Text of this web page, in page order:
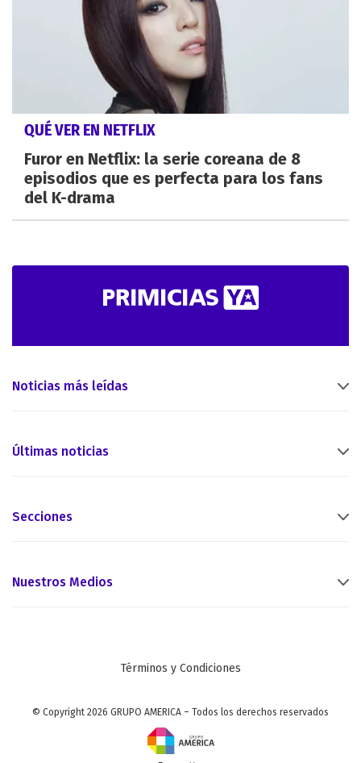
QUÉ VER EN NETFLIX
Furor en Netflix: la serie coreana de 8
episodios que es perfecta para los fans
del K-drama
Noticias más leídas
Últimas noticias
Secciones
Nuestros Medios
Términos y Condiciones
© Copyright 2026 GRUPO AMERICA – Todos los derechos reservados